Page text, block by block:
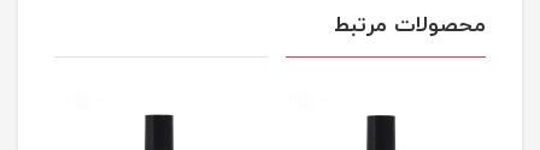
محصولات مرتبط